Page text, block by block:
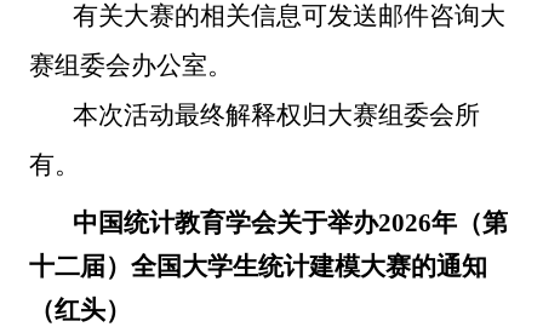
有关大赛的相关信息可发送邮件咨询大
赛组委会办公室。
本次活动最终解释权归大赛组委会所
有。
中国统计教育学会关于举办2026年（第
十二届）全国大学生统计建模大赛的通知
（红头）